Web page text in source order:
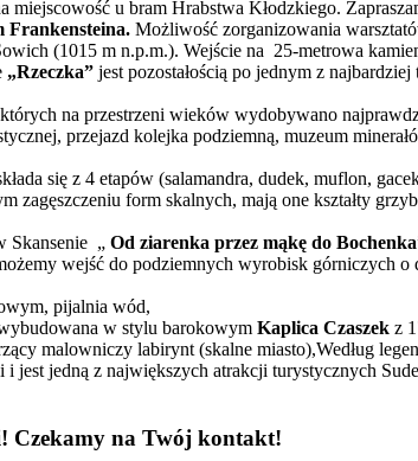
miejscowość u bram Hrabstwa Kłodzkiego.
Frankensteina. Możliwość zorganizowania
(1015 m n.p.m.). Wejście na 25-metrowa
„Rzeczka” jest pozostałością po jednym z
na przestrzeni wieków wydobywano
przejazd kolejka podziemną, muzeum
się z 4 etapów (salamandra, dudek, muflon,
zagęszczeniu form skalnych, mają one kształty
Skansenie „ Od ziarenka przez mąkę do Bochenka
wejść do podziemnych wyrobisk górniczych
pijalnia wód,
w stylu barokowym Kaplica Czaszek z
malowniczy labirynt (skalne miasto),Według
jest jedną z największych atrakcji turystycznych
Czekamy na Twój kontakt!